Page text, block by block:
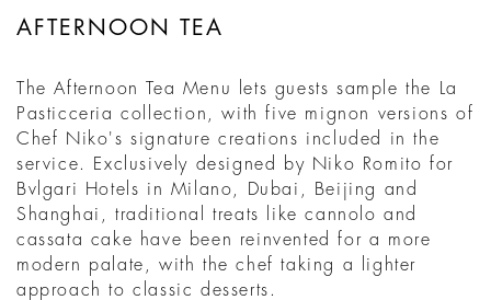
AFTERNOON TEA
The Afternoon Tea Menu lets guests sample the La
Pasticceria collection, with five mignon versions of
Chef Niko's signature creations included in the
service. Exclusively designed by Niko Romito for
Bvlgari Hotels in Milano, Dubai, Beijing and
Shanghai, traditional treats like cannolo and
cassata cake have been reinvented for a more
modern palate, with the chef taking a lighter
approach to classic desserts.